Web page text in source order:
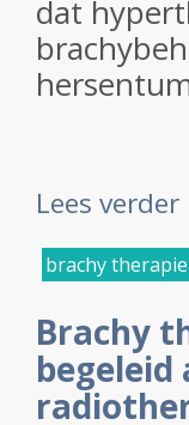
dat
Lees verder
brachy therapie
Brachy